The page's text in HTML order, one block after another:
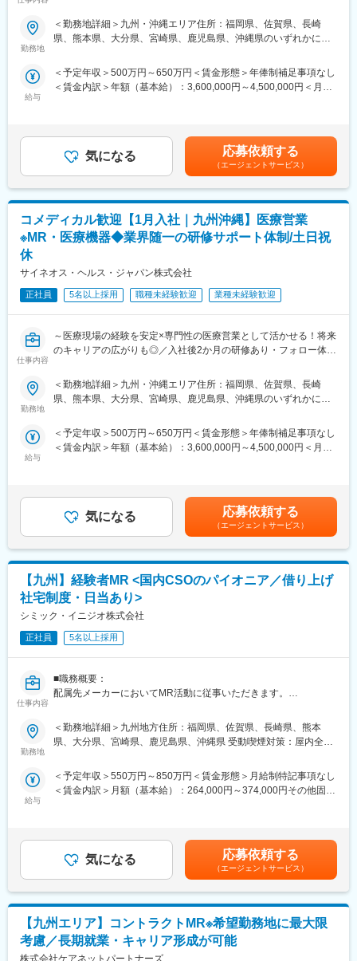
■ＭＩフォースの魅力：
ーがきめ細やかにフォローしますので、いつでも自信を持って営
業活動が行えます。
ができ、PMとして顧客や医師とレベルの高い関係を築くことも、
本社で事業企画や採用、社員の育成などに関わることも可能で
す。複数のプロジェクトを経験し、新たなキャリアに挑戦してい
くことを期待しています。
■勤務地：
（1）北海道：北海道
（2）東北：青森・秋田・岩手・山形・宮城・福島
（5）東海：愛知・岐阜・三重・静岡
（6）北陸：富山・石川・福井
（9）四国：香川・徳島・高知・愛媛
（10）九州：福岡・大分・宮崎・鹿児島・熊本・佐賀・長崎・沖
変更の範囲：会社の定める業務
大手企業で安定就業】
てキャリアをスタートできるポジションです。
当社は製薬・医療機器メーカーの営業業務を担う
2カ月の集中研修で業界の基礎から学べるため、医療業界が初めて
の方でも安心して挑戦できます。
営業職ならではの「提案スキル」だけでなく、専門知識を持って
医師などに提案するため、市場では需要が高まり、希少性も増し
ています。
・MRとは
行います。
※MRだけでなく、医療機器営業職としてアサインされる可能性も
ございます。
■ 丁寧な研修・支援体制
入社後は2カ月間の研修（オンライン・対面両方）があります。基
期社員と支えあいながら習得することが可能です。
※配属先は入社後に確定する予定です。
また、配属後も一人ひとりの知識とスキルアップのために様々な
■明確な評価制度／やりがいや努力がきちんと報われる報酬制度
■豊富なキャリアプランとサポート体制
志向性やその時の環境に応じて「特定の領域で専門性を高める」
「幅広い疾患をカバーできるオールラウンダーになる」「本社部
門（マネージャー、研修部門など）へのキャリアチェンジ」など
幅広いキャリアプランがあります。
また、弊社のマネージャーのほとんどは、MRからキャリアチェン
ジしたメンバーです。担当マネージャーが定期的に面談を行い、
分からないことやキャリアに関してサポートします。
勤務地
＜勤務地詳細＞九州・沖縄エリア住所：福岡県、佐賀県、長崎
県、熊本県、大分県、宮崎県、鹿児島県、沖縄県のいずれかに配
る事業所
給与
＜予定年収＞500万円～650万円＜賃金形態＞年俸制補足事項なし
＜賃金内訳＞年額（基本給）：3,600,000円～4,500,000円＜月額
動・四半期一時金：10万円（四半期に1回、10万円程度支給）※た
だし支給条件有。他、永続勤務報奨金（3年勤務5万円支給、5年
勤務10万円…）ございます。賃金はあくまでも目安の金額であ
り、選考を通じて上下する可能性があります。月給(月額)は固定手
当を含めた表記です。
気になる 応募依頼する
（エージェントサービス）
コメディカル歓迎【1月入社｜九州沖縄】医療営業
※MR・医療機器◆業界随一の研修サポート体制/土日祝
休
サイネオス・ヘルス・ジャパン株式会社
正社員 5名以上採用 職種未経験歓迎 業種未経験歓迎
仕事内容
～医療現場の経験を安定×専門性の医療営業として活かせる！将来
のキャリアの広がりも◎／入社後2か月の研修あり・フォロー体制
■ 仕事概要
未経験から、医療業界の専門職であるMR（医薬情報担当者）とし
当社は製薬・医療機器メーカーの営業業務を担う
「CSO（Contract Sales Organization）」で、多くの未経験者が
医師などに提案するため、市場では需要が高まり、希少性も増し
ています。
・MRとは
主に医師や薬剤師等へ、担当製品の情報提供を行います。担当施
設の患者様に応じた情報提供や、担当製品の処方後の情報収集を
行います。
※MRだけでなく、医療機器営業職としてアサインされる可能性も
ございます。
本的なビジネスマナーから、医療営業として必要な知識まで、同
期社員と支えあいながら習得することが可能です。
ェクトは製薬・医療機器メーカーのいずれかに配属します。
配属後も知識とスキルアップのために様々な研修をご用意してい
■明確な評価制度／やりがいや努力がきちんと報われる報酬制度
自身の成果や頑張りが客観的に評価され、年収に反映されます。
る報酬制度になっています。
■豊富なキャリアプランとサポート体制
志向性やその時の環境に応じて「１つの領域で専門性を高める」
「幅広い疾患をカバーできるオールラウンダーになる」「本社部
門（マネージャー、研修部門など）へのキャリアチェンジ」など
幅広いキャリアプランがあります。
また、同社マネージャーのほとんどは、MRからキャリアをチェン
ジしているメンバーです。担当マネージャーが定期的に面談を行
勤務地
＜勤務地詳細＞九州・沖縄エリア住所：福岡県、佐賀県、長崎
県、熊本県、大分県、宮崎県、鹿児島県、沖縄県のいずれかに配
る事業所
給与
＜予定年収＞500万円～650万円＜賃金形態＞年俸制補足事項なし
＜賃金内訳＞年額（基本給）：3,600,000円～4,500,000円＜月額
動・四半期一時金：10万円（四半期に1回、10万円程度支給）※た
だし支給条件有。他、永続勤務報奨金（3年勤務5万円支給、5年
勤務10万円…）ございます。賃金はあくまでも目安の金額であ
り、選考を通じて上下する可能性があります。月給(月額)は固定手
当を含めた表記です。
気になる 応募依頼する
（エージェントサービス）
【九州】経験者MR <国内CSOのパイオニア／借り上げ
社宅制度・日当あり>
シミック・イニジオ株式会社
正社員 5名以上採用
仕事内容
■職務概要：
配属先メーカーにおいてMR活動に従事いただきます。
■新薬プロジェクト95％超／常時60以上のプロジェクトが稼働
プロジェクトの数やバリエーションはキャリア形成に直結するた
業規模、製品領域などのバランスを考慮しながら、常時60以上の
プロジェクトが稼働しています。
■年齢も経験も多様な人財が活躍
シミック・イニジオはほぼ全員が中途採用です。それぞれ異なる
バックグラウンドを持ち、その経験を活かして活動しています。
社員の年齢分布も幅広く、20代～60代まで在籍しています。社員
の経験の多様性は、変革期にある製薬業界にあって、私たちの事
業を支える重要な要素です。
勤務地
＜勤務地詳細＞九州地方住所：福岡県、佐賀県、長崎県、熊本
県、大分県、宮崎県、鹿児島県、沖縄県 受動喫煙対策：屋内全面
給与
＜予定年収＞550万円～850万円＜賃金形態＞月給制特記事項なし
＜賃金内訳＞月額（基本給）：264,000円～374,000円その他固定
を全額支給 ■賞与年2回（昨年度実績4.2ヶ月）、報酬改定年1回■
全国勤務が可能な方は、初回給与時に30万円の一時金を支給賃金
はあくまでも目安の金額であり、選考を通じて上下する可能性が
あります。月給(月額)は固定手当を含めた表記です。
気になる 応募依頼する
（エージェントサービス）
【九州エリア】コントラクトMR※希望勤務地に最大限
考慮／長期就業・キャリア形成が可能
株式会社ケアネットパートナーズ